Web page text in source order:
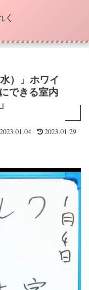
く
）」ホワイ
できる室内
2023.01.04 2023.01.29